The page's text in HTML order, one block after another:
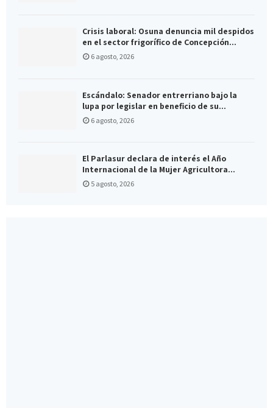
Crisis laboral: Osuna denuncia mil despidos
en el sector frigorífico de Concepción...
6 agosto, 2026
Escándalo: Senador entrerriano bajo la
lupa por legislar en beneficio de su...
6 agosto, 2026
El Parlasur declara de interés el Año
Internacional de la Mujer Agricultora...
5 agosto, 2026